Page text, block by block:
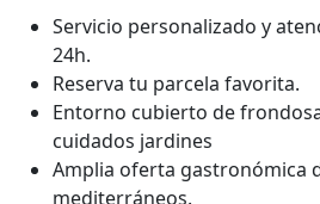
Servicio personalizado y
24h.
Reserva tu parcela favorita.
Entorno cubierto de
cuidados jardines
Amplia oferta gastronómica
mediterráneos.